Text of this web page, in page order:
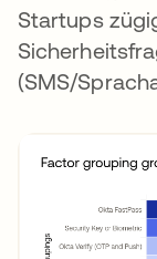
Startups
(SMS/